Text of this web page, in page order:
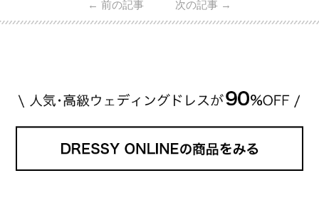
は、10～30万円ほどとなっています。 小栗旬さん・
← 前の記事 次の記事 →